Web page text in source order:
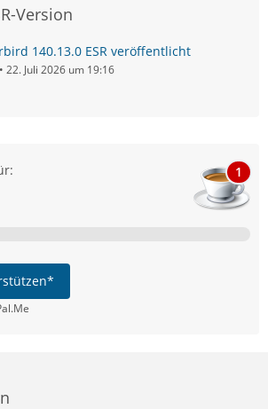
Version
140.13.0 ESR veröffentlicht
22. Juli 2026 um 19:16
1